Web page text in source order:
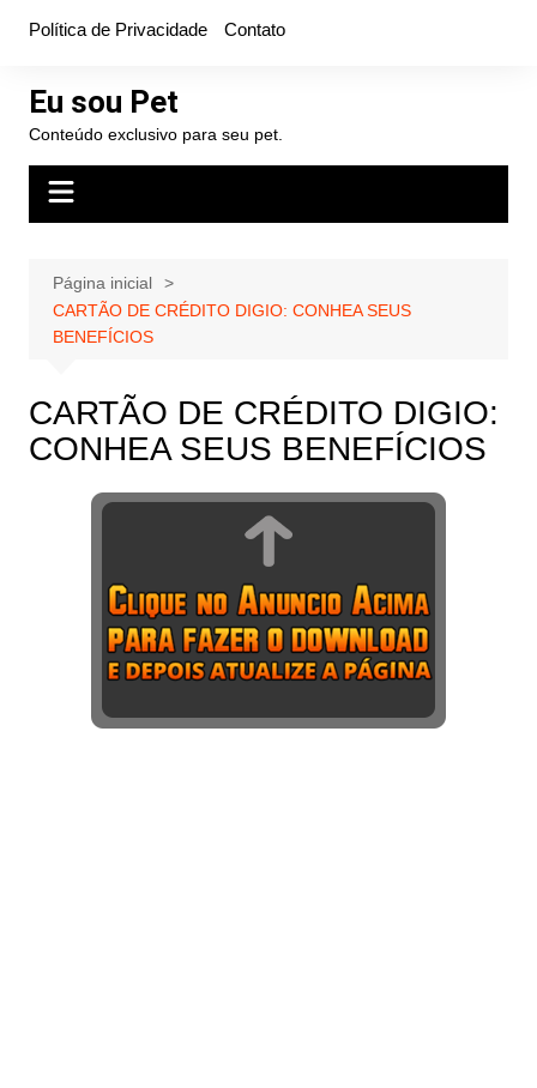
conteúdo
Política de Privacidade Contato
Eu sou Pet
Conteúdo exclusivo para seu pet.
Página inicial
CARTÃO DE CRÉDITO DIGIO: CONHEA SEUS
BENEFÍCIOS
CARTÃO DE CRÉDITO DIGIO:
CONHEA SEUS BENEFÍCIOS